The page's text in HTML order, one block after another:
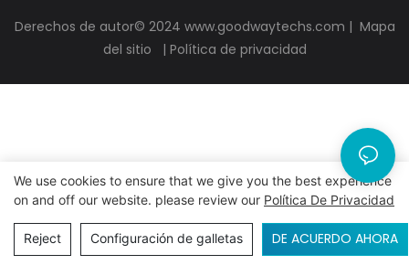
Derechos de autor© 2024 www.goodwaytechs.com | Mapa
del sitio
| Política de privacidad
We use cookies to ensure that we give you the best experience
on and off our website. please review our Política De Privacidad
Reject Configuración de galletas DE ACUERDO AHORA